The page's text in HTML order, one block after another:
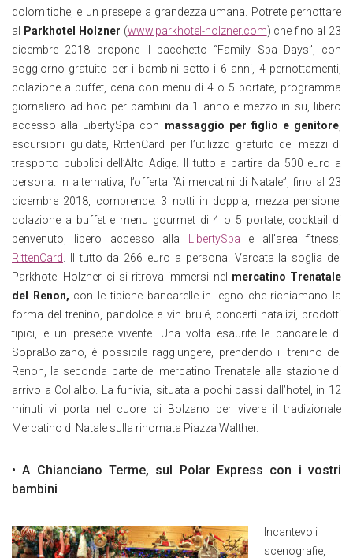
dolomitiche, e un presepe a grandezza umana. Potrete pernottare
al
Parkhotel Holzner (www.parkhotel-holzner.com) che fino al 23
dicembre 2018 propone il pacchetto “Family Spa Days”, con
soggiorno gratuito per i bambini sotto i 6 anni, 4 pernottamenti,
colazione a buffet, cena con menu di 4 o 5 portate, programma
giornaliero ad hoc per bambini da 1 anno e mezzo in su, libero
accesso alla LibertySpa con massaggio per figlio e genitore
escursioni guidate, RittenCard per l’utilizzo gratuito dei mezzi di
trasporto pubblici dell’Alto Adige. Il tutto a partire da 500 euro a
persona. In alternativa, l’offerta “Ai mercatini di Natale”, fino al 23
dicembre 2018, comprende: 3 notti in doppia, mezza pensione,
colazione a buffet e menu gourmet di 4 o 5 portate, cocktail di
benvenuto, libero accesso alla
LibertySpa e all’area fitness,
RittenCard . Il tutto da 266 euro a persona. Varcata la soglia del
Parkhotel Holzner ci si ritrova immersi nel mercatino Trenatale
del Renon, con le tipiche bancarelle in legno che richiamano la
forma del trenino, pandolce e vin brulé, concerti natalizi, prodotti
tipici, e un presepe vivente. Una volta esaurite le bancarelle di
SopraBolzano, è possibile raggiungere, prendendo il trenino del
Renon, la seconda parte del mercatino Trenatale alla stazione di
arrivo a Collalbo. La funivia, situata a pochi passi dall’hotel, in 12
minuti vi porta nel cuore di Bolzano per vivere il tradizionale
Mercatino di Natale sulla rinomata Piazza Walther.
• A Chianciano Terme, sul Polar Express con i vostri
bambini
Incantevoli
scenografie,